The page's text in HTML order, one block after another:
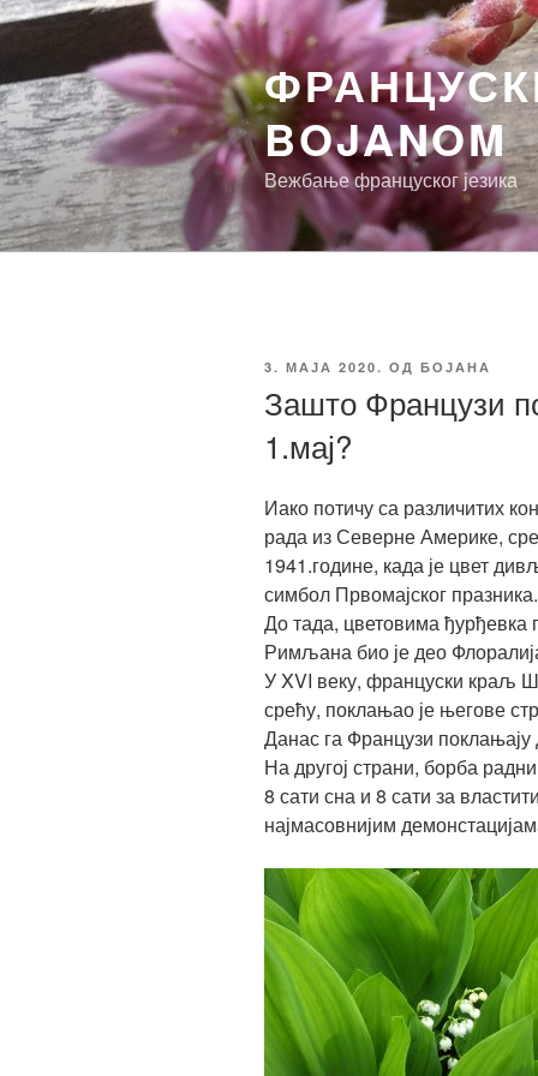
Скочи
на
садржај
BOJANOM
Вежбање француског језика
ОБЈАВЉЕНО
3. МАЈА 2020. ОД БОЈАНА
Зашто Французи
1.мај?
Иако потичу са различитих
рада из Северне Америке,
1941.године, када је цвет
симбол Првомајског празника.
До тада, цветовима
Римљана био је део
У XVI веку, француски краљ
срећу, поклањао је његове
Данас га Французи
На другој страни, борба
8 сати сна и 8 сати за
најмасовнијим